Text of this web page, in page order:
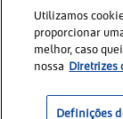
Utilizamos
proporcionar
melhor, caso
nossa Diretrizes
Definições